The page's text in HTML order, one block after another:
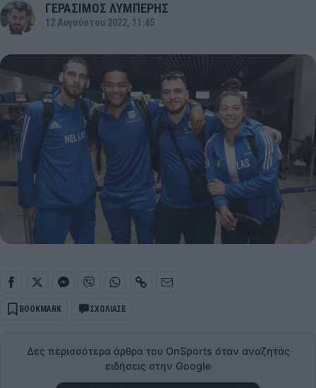
ΓΕΡΑΣΙΜΟΣ ΛΥΜΠΕΡΗΣ
12 Αυγούστου 2022, 11:45
BOOKMARK ΣΧΟΛΙΑΣΕ
Δες περισσότερα άρθρα του OnSports όταν αναζητάς
ειδήσεις στην Google